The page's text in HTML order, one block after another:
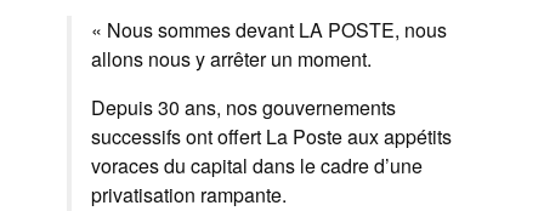
« Nous sommes devant LA POSTE, nous
allons nous y arrêter un moment.
Depuis 30 ans, nos gouvernements
successifs ont offert La Poste aux appétits
voraces du capital dans le cadre d’une
privatisation rampante.